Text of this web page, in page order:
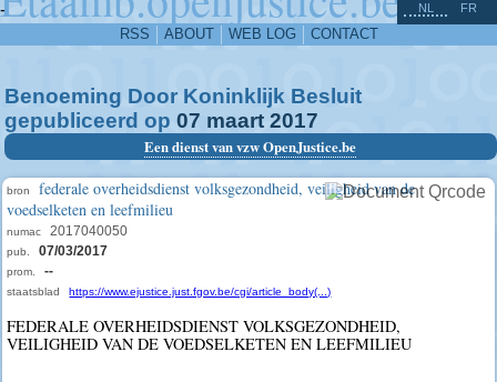
-
RSS ABOUT WEB LOG CONTACT
NL FR
Benoeming Door Koninklijk Besluit
gepubliceerd op 07 maart 2017
Een dienst van vzw OpenJustice.be
bron
federale overheidsdienst volksgezondheid, veiligheid van de
voedselketen en leefmilieu
numac 2017040050
pub. 07/03/2017
prom. --
staatsblad https://www.ejustice.just.fgov.be/cgi/article_body(...)
FEDERALE OVERHEIDSDIENST VOLKSGEZONDHEID,
VEILIGHEID VAN DE VOEDSELKETEN EN LEEFMILIEU
^